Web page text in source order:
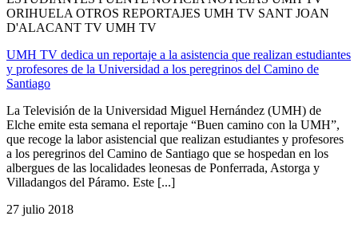
ORIHUELA OTROS REPORTAJES UMH TV SANT JOAN
D'ALACANT TV UMH TV
UMH TV dedica un reportaje a la asistencia que realizan estudiantes
y profesores de la Universidad a los peregrinos del Camino de
Santiago
La Televisión de la Universidad Miguel Hernández (UMH) de
Elche emite esta semana el reportaje “Buen camino con la UMH”,
que recoge la labor asistencial que realizan estudiantes y profesores
a los peregrinos del Camino de Santiago que se hospedan en los
albergues de las localidades leonesas de Ponferrada, Astorga y
Villadangos del Páramo. Este [...]
27 julio 2018